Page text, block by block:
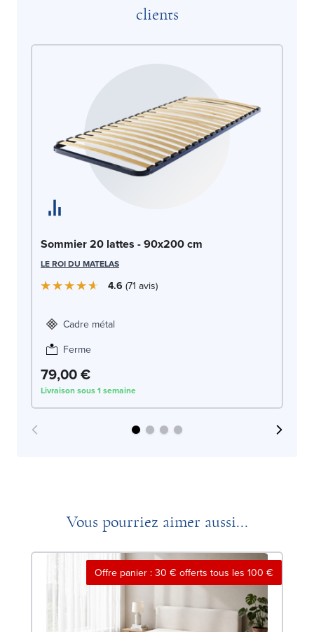
clients
Sommier 20 lattes - 90x200 cm
LE ROI DU MATELAS
4.6 71 avis
Cadre métal
Ferme
79,00 €
Livraison sous 1 semaine
Vous pourriez aimer aussi...
Offre panier : 30 € offerts tous les 100 €